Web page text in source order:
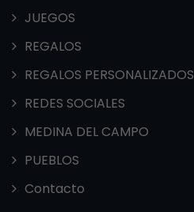
JUEGOS
REGALOS
REGALOS PERSONALIZADOS
REDES SOCIALES
MEDINA DEL CAMPO
PUEBLOS
Contacto